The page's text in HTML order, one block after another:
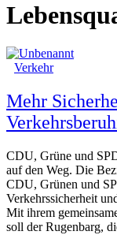
Verkehr
Mehr
CDU, Grüne und
auf den Weg. Die
CDU, Grünen und
Verkehrssicherheit
Mit ihrem
soll der Rugenbarg,